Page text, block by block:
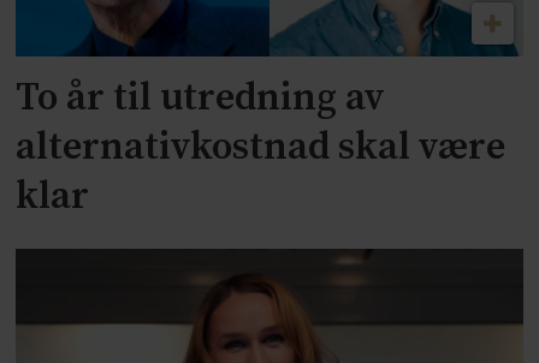
To år til utredning av
alternativkostnad skal være
klar